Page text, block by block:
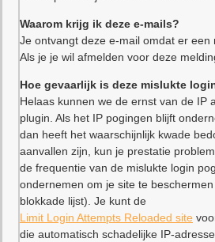
Waarom krijg ik deze e-mails?
Je ontvangt deze e-mail omdat er
Als je je wil afmelden voor deze
Hoe gevaarlijk is deze mislukte
Helaas kunnen we de ernst van de IP
plugin. Als het IP pogingen blijft
dan heeft het waarschijnlijk kwade
aanvallen zijn, kun je prestatie
de frequentie van de mislukte login
ondernemen om je site te
blokkade lijst). Je kunt de
Limit Login Attempts Reloaded site
die automatisch schadelijke IP-